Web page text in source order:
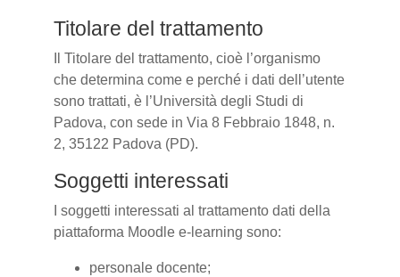
Titolare del trattamento
Il Titolare del trattamento, cioè l’organismo
che determina come e perché i dati dell’utente
sono trattati, è l’Università degli Studi di
Padova, con sede in Via 8 Febbraio 1848, n.
2, 35122 Padova (PD).
Soggetti interessati
I soggetti interessati al trattamento dati della
piattaforma Moodle e-learning sono:
personale docente;